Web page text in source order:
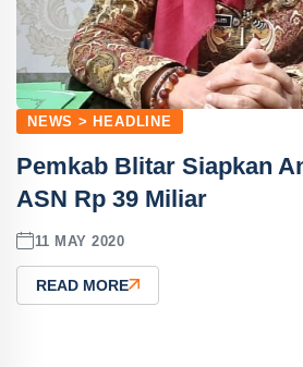
NEWS > HEADLINE
Pemkab Blitar Siapkan
ASN Rp 39 Miliar
11 MAY 2020
READ MORE